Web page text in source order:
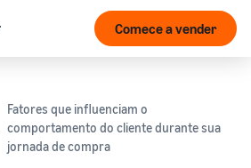
Comece a vender
Fatores que influenciam o
comportamento do cliente durante sua
jornada de compra